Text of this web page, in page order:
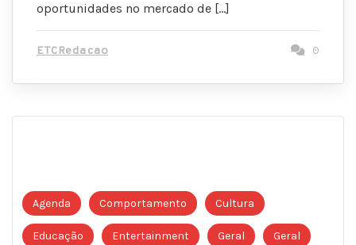
oportunidades no mercado de […]
ETCRedacao 0
Agenda Comportamento Cultura
Educação Entertainment Geral Geral